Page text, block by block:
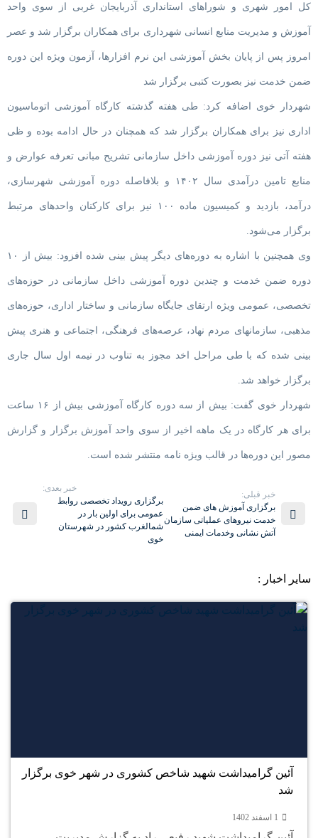
کل امور شهری و شوراهای استانداری آذربایجان غربی از سوی واحد
آموزش و مدیریت منابع انسانی شهرداری برای همکاران برگزار شد و عصر
امروز پس از پایان بخش آموزشی این نرم افزارها، آزمون ویژه این دوره
ضمن خدمت نیز بصورت کتبی برگزار شد
شهردار خوی اضافه کرد: طی هفته گذشته کارگاه آموزشی اتوماسیون
اداری نیز برای همکاران برگزار شد که همچنان در حال ادامه بوده و ظی
هفته آتی نیز دوره آموزشی داخل سازمانی تشریح مبانی تعرفه عوارض و
منابع تامین درآمدی سال ۱۴۰۲ و بلافاصله دوره آموزشی شهرسازی،
درآمد، بازدید و کمیسیون ماده ۱۰۰ نیز برای کارکنان واحدهای مرتبط
برگزار می‌شود.
وی همچنین با اشاره به دوره‌های دیگر پیش بینی شده افزود: بیش از ۱۰
دوره ضمن خدمت و چندین دوره آموزشی داخل سازمانی در حوزه‌های
تخصصی، عمومی ویژه ارتقای جایگاه سازمانی و ساختار اداری، حوزه‌های
مذهبی، سازمانهای مردم نهاد، عرصه‌های فرهنگی، اجتماعی و هنری پیش
بینی شده که با طی مراحل اخد مجوز به تناوب در نیمه اول سال جاری
برگزار خواهد شد.
شهردار خوی گفت: بیش از سه دوره کارگاه آموزشی بیش از ۱۶ ساعت
برای هر کارگاه در یک ماهه اخیر از سوی واحد آموزش برگزار و گزارش
مصور این دوره‌ها در قالب ویژه نامه منتشر شده است.
خبر قبلی:
برگزاری آموزش های ضمن
خدمت نیروهای عملیاتی سازمان
آتش نشانی وخدمات ایمنی
خبر بعدی:
برگزاری رویداد تخصصی روابط
عمومی برای اولین بار در
شمالغرب کشور در شهرستان
خوی
سایر اخبار :
آئین گرامیداشت شهید شاخص کشوری در شهر خوی برگزار
شد
1 اسفند 1402